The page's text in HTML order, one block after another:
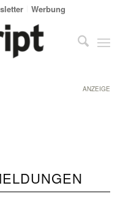
Werbung
ANZEIGE